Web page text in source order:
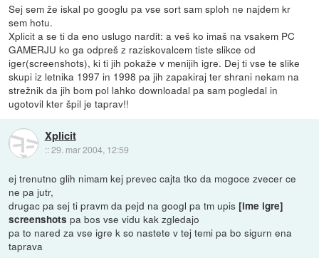
Sej sem že iskal po googlu pa vse sort sam sploh ne najdem kr
sem hotu.
Xplicit a se ti da eno uslugo nardit: a veš ko imaš na vsakem PC
GAMERJU ko ga odpreš z raziskovalcem tiste slikce od
iger(screenshots), ki ti jih pokaže v menijih igre. Dej ti vse te slike
skupi iz letnika 1997 in 1998 pa jih zapakiraj ter shrani nekam na
strežnik da jih bom pol lahko downloadal pa sam pogledal in
ugotovil kter špil je taprav!!
Xplicit
::29. mar 2004, 12:59
ej trenutno glih nimam kej prevec cajta tko da mogoce zvecer ce
ne pa jutr,
drugac pa sej ti pravm da pejd na googl pa tm upis [ime igre]
screenshots pa bos vse vidu kak zgledajo
pa to nared za vse igre k so nastete v tej temi pa bo sigurn ena
taprava